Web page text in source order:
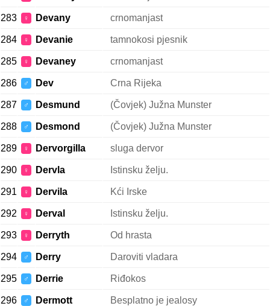
283 ♀ Devany crnomanjast
284 ♀ Devanie tamnokosi pjesnik
285 ♀ Devaney crnomanjast
286 ♂ Dev Crna Rijeka
287 ♂ Desmund (Čovjek) Južna Munster
288 ♂ Desmond (Čovjek) Južna Munster
289 ♀ Dervorgilla sluga dervor
290 ♀ Dervla Istinsku želju.
291 ♀ Dervila Kći Irske
292 ♀ Derval Istinsku želju.
293 ♀ Derryth Od hrasta
294 ♂ Derry Daroviti vladara
295 ♂ Derrie Riđokos
296 ♂ Dermott Besplatno je jealosy